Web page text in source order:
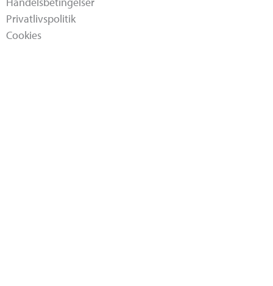
Privatlivspolitik
Cookies